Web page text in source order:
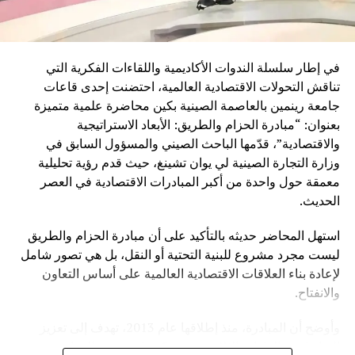
في إطار سلسلة الندوات الأكاديمية واللقاءات الفكرية التي
تناقش التحولات الاقتصادية العالمية، احتضنت إحدى قاعات
جامعة رينمين بالعاصمة الصينية بكين محاضرة علمية متميزة
بعنوان: “مبادرة الحزام والطريق: الأبعاد الاستراتيجية
والاقتصادية”، قدّمها الباحث الصيني والمسؤول السابق في
وزارة التجارة الصينية لي يوان تشينغ، حيث قدم رؤية تحليلية
معمقة حول واحدة من أكبر المبادرات الاقتصادية في العصر
الحديث.
استهل المحاضر حديثه بالتأكيد على أن مبادرة الحزام والطريق
ليست مجرد مشروع للبنية التحتية أو النقل، بل هي تصور شامل
لإعادة بناء العلاقات الاقتصادية العالمية على أساس التعاون
والانفتاح.
الترابط بين القارات الثلاث عبر شبكة واسعة من الموانئ